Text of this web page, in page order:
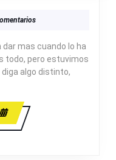
B
92
SCD
SAN
dar mas cuando lo ha
todo, pero estuvimos
algo distinto,
LEER
MÁS